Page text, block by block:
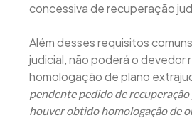
concessiva de recuperação
Além desses requisitos
judicial, não poderá o devedor
homologação de plano
pendente pedido de
houver obtido homologação de